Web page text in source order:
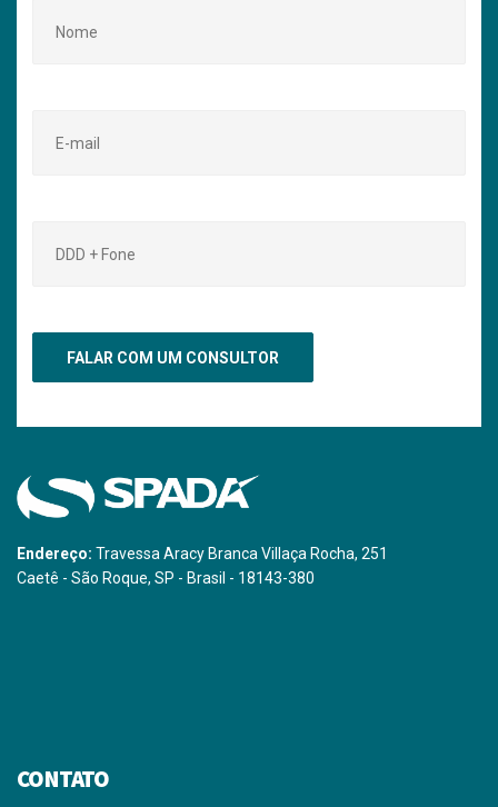
Endereço: Travessa Aracy Branca Villaça Rocha, 251
Caetê - São Roque, SP - Brasil - 18143-380
CONTATO